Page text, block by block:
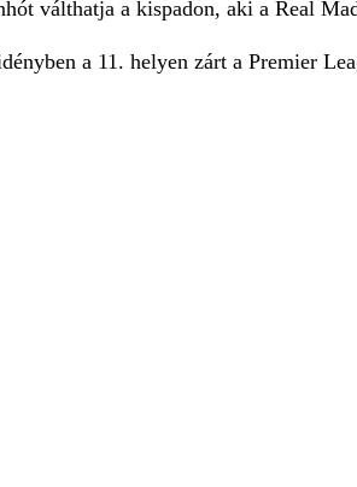
válthatja a kispadon, aki a Real
a 11. helyen zárt a Premier